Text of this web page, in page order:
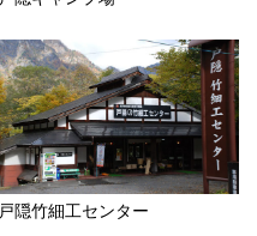
戸隠竹細工センター